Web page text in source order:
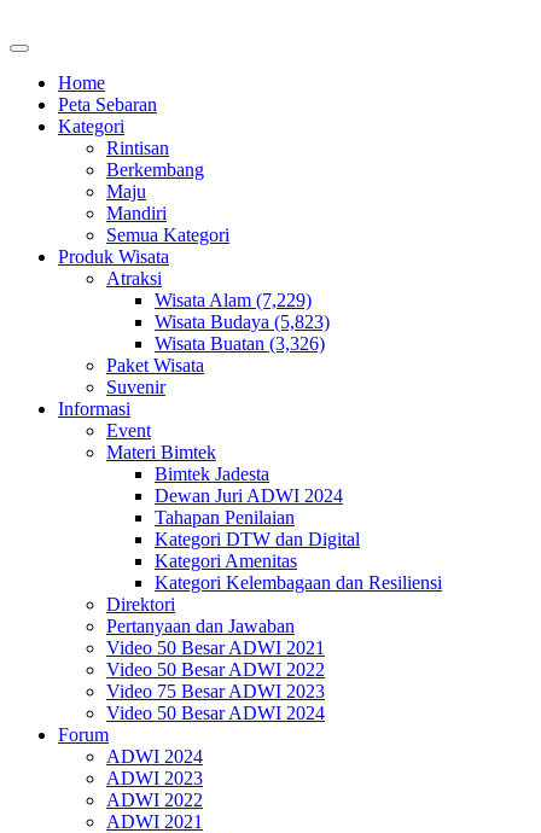
Home
Peta Sebaran
Kategori
Rintisan
Berkembang
Maju
Mandiri
Semua Kategori
Produk Wisata
Atraksi
Wisata Alam (7,229)
Wisata Budaya (5,823)
Wisata Buatan (3,326)
Paket Wisata
Suvenir
Informasi
Event
Materi Bimtek
Bimtek Jadesta
Dewan Juri ADWI 2024
Tahapan Penilaian
Kategori DTW dan Digital
Kategori Amenitas
Kategori Kelembagaan dan Resiliensi
Direktori
Pertanyaan dan Jawaban
Video 50 Besar ADWI 2021
Video 50 Besar ADWI 2022
Video 75 Besar ADWI 2023
Video 50 Besar ADWI 2024
Forum
ADWI 2024
ADWI 2023
ADWI 2022
ADWI 2021